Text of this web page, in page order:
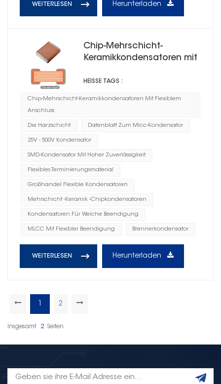
WEITERLESEN Herunterladen
Chip-Mehrschicht-
Keramikkondensatoren mit
HEISSE TAGS :
Chip-Mehrschicht-Keramikkondensatoren Mit Flexiblem
Anschluss
Die Harzschicht Datenblatt Zum Mlcc-Kondensator
25V - 500V Kondensator
SMD-Kondensator Mit Hoher Zuverlässigkeit
Flexibles Terminierungsmaterial
Großhandel Flexible Kondensatoren
Mehrschicht -Keramik -Chipkondensatoren
Kondensatoren Für Weiche Beendigung
MLCC Mit Flexibler Beendigung Brennerkondensator
WEITERLESEN Herunterladen
1 2
Insgesamt 2 Seiten